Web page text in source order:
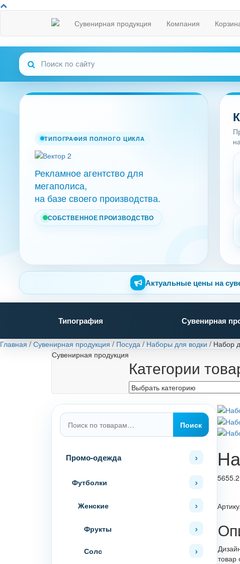
Сувенирная продукция Компания
ТИПОГРАФИЯ ПОЛНОГО ЦИКЛА
Рекламное агентство для
мегаполиса,
на базе своего производства.
СОБСТВЕННОЕ ПРОИЗВОДСТВО
Актуальные цены на
Типография Сувенирная
Главная / Сувенирная продукция / Посуда / Наборы для водки / Набор
Сувенирная продукция
Категории
Искать:
Поиск
Промо-одежда
Футболки
Женские
Фрукты
Солс
5655.2
товар